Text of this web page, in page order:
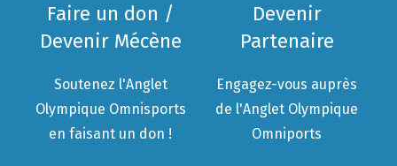
Faire un don /
Devenir Mécène
Soutenez l'Anglet
Olympique Omnisports
en faisant un don !
Devenir
Partenaire
Engagez-vous auprès
de l'Anglet Olympique
Omniports